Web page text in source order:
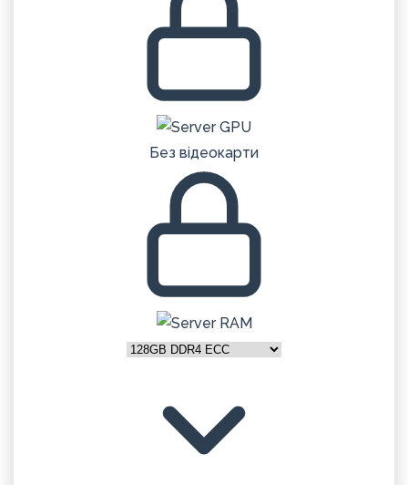
Без відеокарти